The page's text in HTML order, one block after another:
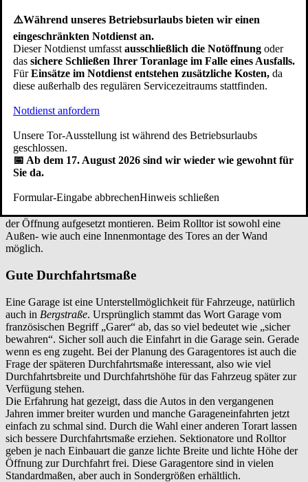
Abhängig von den Gegebenheiten in der Garage
Bergstraße
können Tore auf unterschiedliche Arten eingebaut werden. Je nach
Tortyp lässt sich das Garagentor hinter der Öffnung (hinter der
Laibung), zwischen der Öffnung (zwischen der Leibung),
flächenbündig mit der Garagenwand (fassadenbündiges Garagentor)
und von außen auf die Öffnung aufgesetzt montieren.
Wenn genügend Freiraum im Sturzbereich und an der Seite
der Laibung genannt, eine stabile Montageart. Die Torzarge ist hier
ist die Standardmontage beim Schwingtor, Sektionaltor und
Seitensektionaltor.
Eine andere Art der Garagentor Montage ist das Tor in der Öffnung
(zwischen der Leibung) zu befestigen. Bei dieser Garagentoreinbau
einer Deckleiste abgedeckt. Das Flügeltor lässt sich sowohl
der Öffnung aufgesetzt montieren. Beim Rolltor ist sowohl eine
Außen- wie auch eine Innenmontage des Tores an der Wand
möglich.
Gute Durchfahrtsmaße
Eine Garage ist eine Unterstellmöglichkeit für Fahrzeuge, natürlich
auch in Bergstraße. Ursprünglich stammt das Wort Garage vom
französischen Begriff „Garer“ ab, das so viel bedeutet wie „sicher
bewahren“. Sicher soll auch die Einfahrt in die Garage sein. Gerade
wenn es eng zugeht. Bei der Planung des Garagentores ist auch die
Frage der späteren Durchfahrtsmaße interessant, also wie viel
Durchfahrtsbreite und Durchfahrtshöhe für das Fahrzeug später zur
Verfügung stehen.
Die Erfahrung hat gezeigt, dass die Autos in den vergangenen
Jahren immer breiter wurden und manche Garageneinfahrten jetzt
einfach zu schmal sind. Durch die Wahl einer anderen Torart lassen
sich bessere Durchfahrtsmaße erziehen. Sektionatore und Rolltor
geben je nach Einbauart die ganze lichte Breite und lichte Höhe der
Öffnung zur Durchfahrt frei. Diese Garagentore sind in vielen
Standardmaßen, aber auch in Sondergrößen erhältlich.
⚠️Während unseres Betriebsurlaubs bieten wir einen
eingeschränkten Notdienst an.
Dieser Notdienst umfasstausschließlich die Notöffnung oder
das sichere Schließen Ihrer Toranlage im Falle eines Ausfalls.
FürEinsätze im Notdienst entstehen zusätzliche Kosten, da
diese außerhalb des regulären Servicezeitraums stattfinden.
Notdienst anfordern
Unsere Tor-Ausstellung ist während des Betriebsurlaubs
geschlossen.
📅 Ab dem 17. August 2026 sind wir wieder wie gewohnt für
Sie da.
Formular-Eingabe abbrechenHinweis schließen